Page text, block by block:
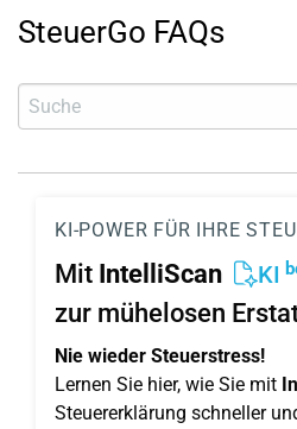
SteuerGo FAQs
KI-POWER FÜR IHRE
Mit IntelliScan KI
zur mühelosen
Nie wieder Steuerstress!
Lernen Sie hier, wie Sie mit
Steuererklärung schneller